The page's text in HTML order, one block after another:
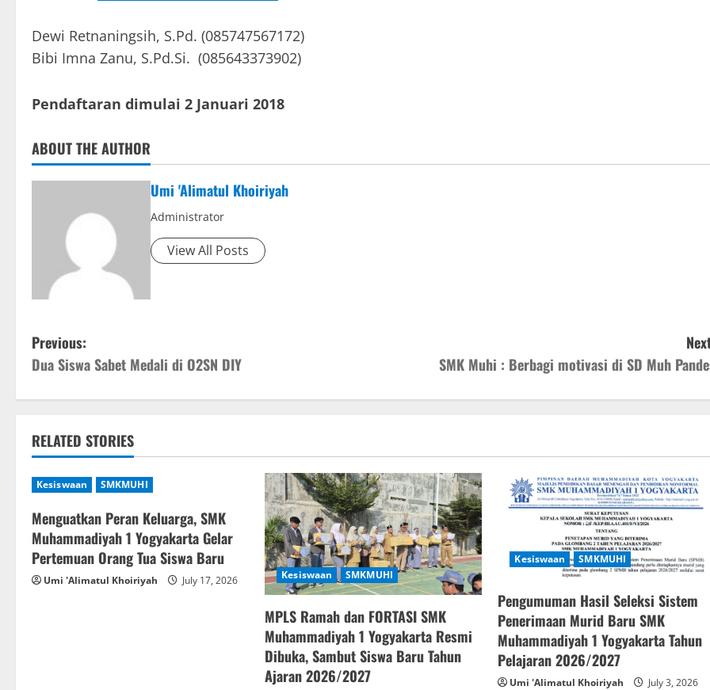
Dewi Retnaningsih, S.Pd. (085747567172)
Bibi Imna Zanu, S.Pd.Si. (085643373902)
Pendaftaran dimulai 2 Januari 2018
ABOUT THE AUTHOR
Umi 'Alimatul Khoiriyah
Administrator
View All Posts
P
o
s
t
n
a
v
i
Previous:
Dua Siswa Sabet Medali di O2SN DIY
SMK Muhi : Berbagi motivasi di SD Muh
RELATED STORIES
Kesiswaan SMKMUHI
Menguatkan Peran Keluarga, SMK
Muhammadiyah 1 Yogyakarta Gelar
Pertemuan Orang Tua Siswa Baru
Umi 'Alimatul Khoiriyah July 17, 2026 Kesiswaan SMKMUHI
MPLS Ramah dan FORTASI SMK
Muhammadiyah 1 Yogyakarta Resmi
Dibuka, Sambut Siswa Baru Tahun
Ajaran 2026/2027
Kesiswaan SMKMUHI
Pengumuman Hasil Seleksi Sistem
Penerimaan Murid Baru SMK
Muhammadiyah 1 Yogyakarta Tahun
Pelajaran 2026/2027
Umi 'Alimatul Khoiriyah July 3, 2026